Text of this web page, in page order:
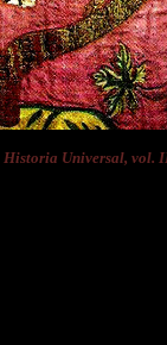
Historia Universal, vol.